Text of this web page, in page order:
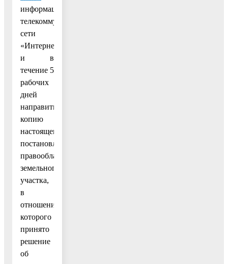
информационно-
телекоммуникационной
сети
«Интернет»
и в
течение 5
рабочих
дней
направить
копию
настоящего
постановления
правообладателю
земельного
участка,
в
отношении
которого
принято
решение
об